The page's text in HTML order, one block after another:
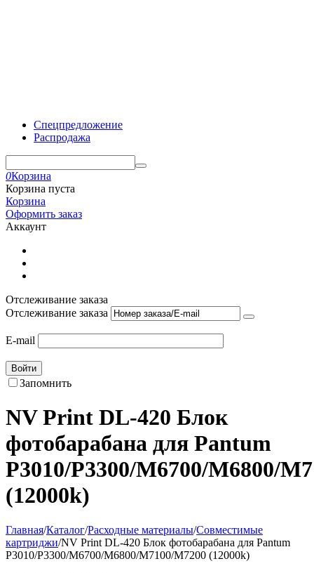
Спецпредложение
Распродажа
0Корзина
Корзина пуста
Корзина
Оформить заказ
Аккаунт
Отслеживание заказа
Отслеживание заказа
E-mail
Войти
Запомнить
NV Print DL-420 Блок
фотобарабана для Pantum
P3010/P3300/M6700/M6800/
(12000k)
Главная/Каталог/Расходные материалы/Совместимые
картриджи/NV Print DL-420 Блок фотобарабана для Pantum
P3010/P3300/M6700/M6800/M7100/M7200 (12000k)